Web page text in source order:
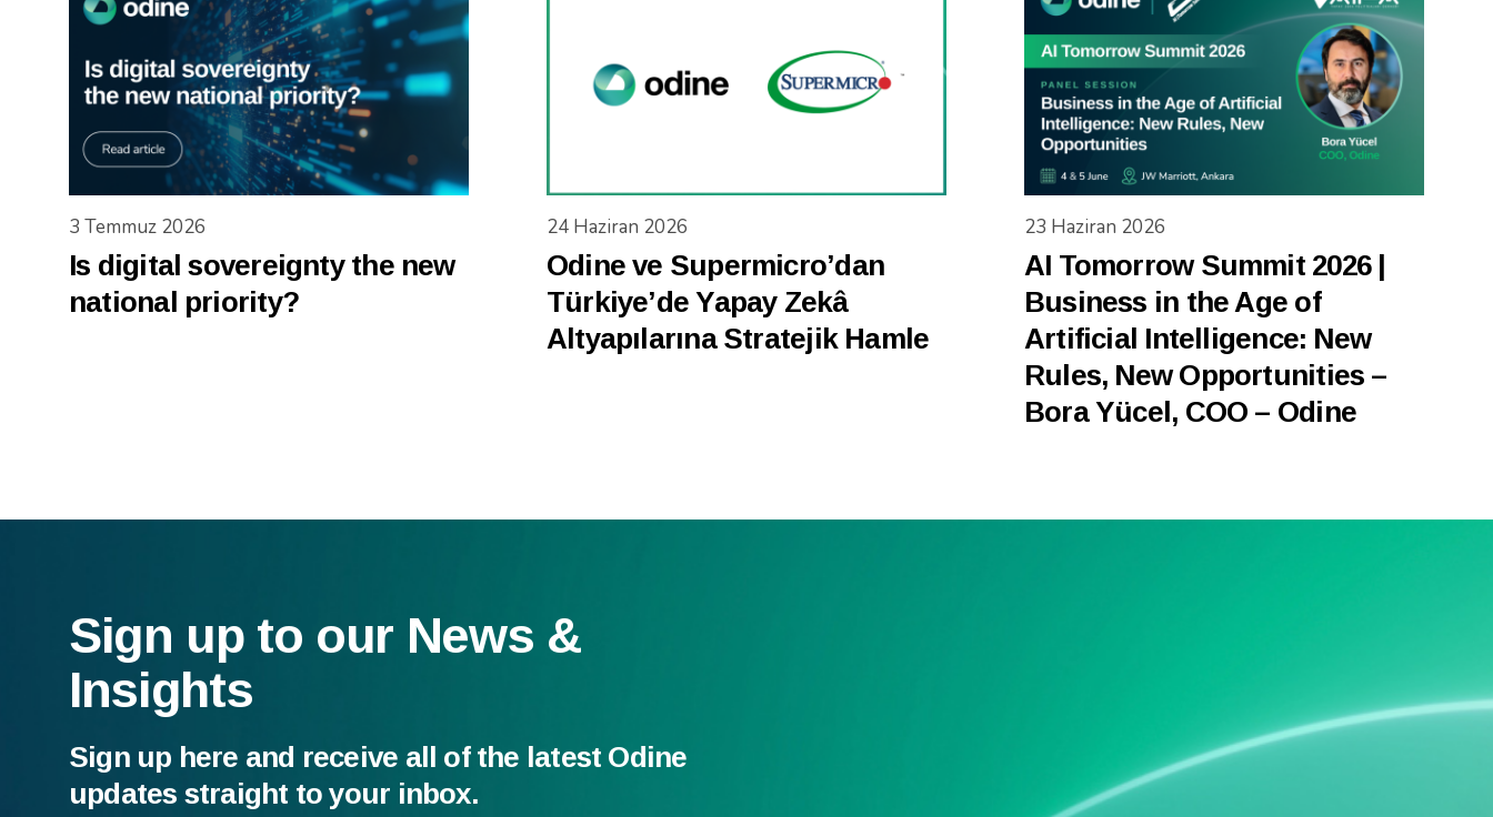
3 Temmuz 2026
Is digital sovereignty the new
national priority?
24 Haziran 2026
Odine ve Supermicro’dan
Türkiye’de Yapay Zekâ
Altyapılarına Stratejik Hamle
23 Haziran 2026
AI Tomorrow Summit 2026 |
Business in the Age of
Artificial Intelligence: New
Rules, New Opportunities –
Bora Yücel, COO – Odine
Sign up to our News &
Insights
Sign up here and receive all of the latest Odine
updates straight to your inbox.